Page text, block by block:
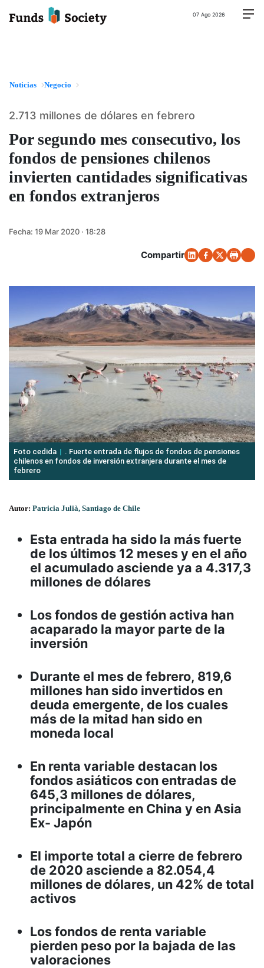
07 Ago 2026
Noticias Negocio
Por segundo mes consecutivo, los
fondos de pensiones chilenos
invierten cantidades significativas
en fondos extranjeros
2.713 millones de dólares en febrero
Fecha: 19 Mar 2020 · 18:28
Compartir
Foto cedida
. Fuerte entrada de flujos de fondos de pensiones
chilenos en fondos de inversión extranjera durante el mes de
febrero
Autor: Patricia Julià, Santiago de Chile
Esta entrada ha sido la más fuerte
de los últimos 12 meses y en el año
el acumulado asciende ya a 4.317,3
millones de dólares
Los fondos de gestión activa han
acaparado la mayor parte de la
inversión
Durante el mes de febrero, 819,6
millones han sido invertidos en
deuda emergente, de los cuales
más de la mitad han sido en
moneda local
En renta variable destacan los
fondos asiáticos con entradas de
645,3 millones de dólares,
principalmente en China y en Asia
Ex- Japón
El importe total a cierre de febrero
de 2020 asciende a 82.054,4
millones de dólares, un 42% de total
activos
Los fondos de renta variable
pierden peso por la bajada de las
valoraciones